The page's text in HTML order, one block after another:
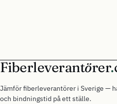
Fiberleverantörer.
Jämför fiberleverantörer i Sverige —
och bindningstid på ett ställe.